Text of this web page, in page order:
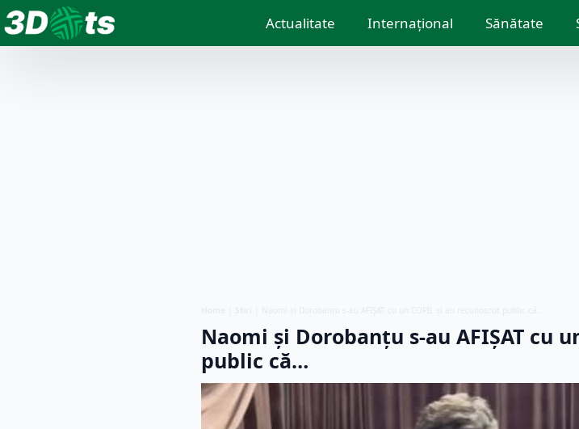
Actualitate Internațional Sănătate
Naomi și Dorobanțu s-au AFIȘAT cu
public că…